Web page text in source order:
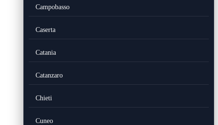
Campobasso
Caserta
Catania
Catanzaro
Chieti
Cuneo